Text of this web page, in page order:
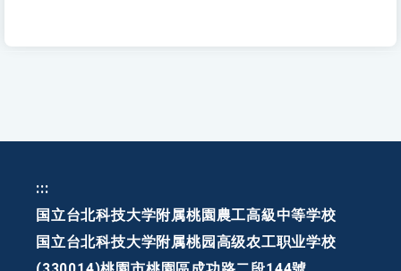
:::
国立台北科技大学附属桃園農工高級中等学校
国立台北科技大学附属桃园高级农工职业学校